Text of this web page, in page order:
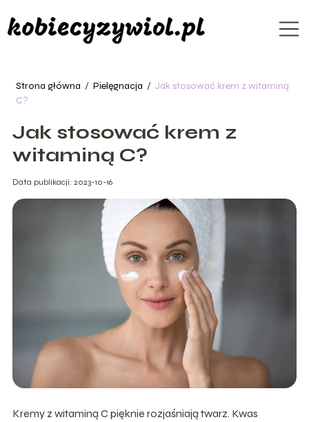
Strona główna / Pielęgnacja / Jak stosować krem z witaminą
C?
Jak stosować krem z
witaminą C?
Data publikacji: 2023-10-16
Kremy z witaminą C pięknie rozjaśniają twarz. Kwas